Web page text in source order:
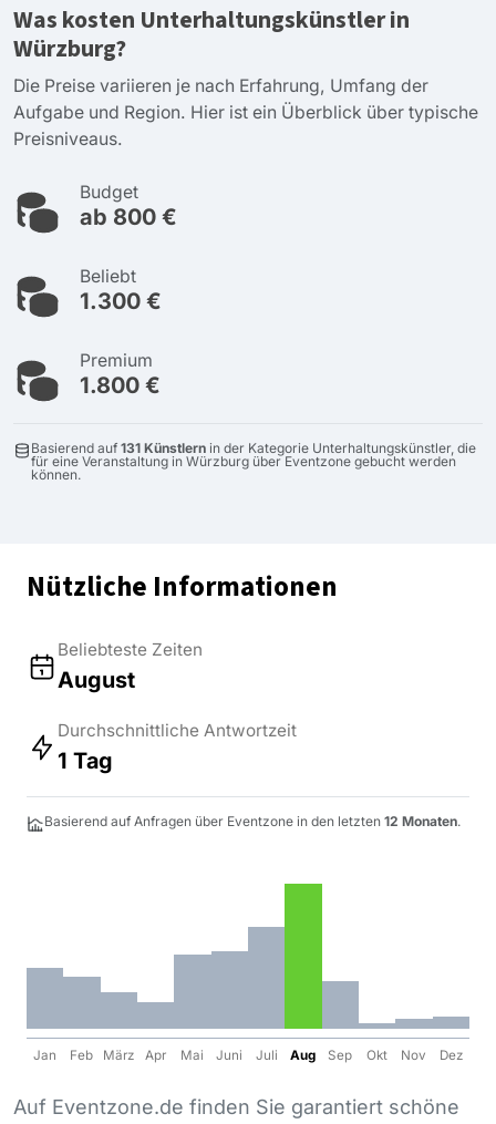
Was kosten Unterhaltungskünstler in
Würzburg?
Die Preise variieren je nach Erfahrung, Umfang der
Aufgabe und Region. Hier ist ein Überblick über typische
Preisniveaus.
Budget
ab 800 €
Beliebt
1.300 €
Premium
1.800 €
Basierend auf 131 Künstlern in der Kategorie Unterhaltungskünstler, die
für eine Veranstaltung in Würzburg über Eventzone gebucht werden
können.
Nützliche Informationen
Beliebteste Zeiten
August
Durchschnittliche Antwortzeit
1 Tag
Basierend auf Anfragen über Eventzone in den letzten 12 Monaten.
Jan Feb März Apr Mai Juni Juli Aug Sep Okt Nov Dez
Auf Eventzone.de finden Sie garantiert schöne